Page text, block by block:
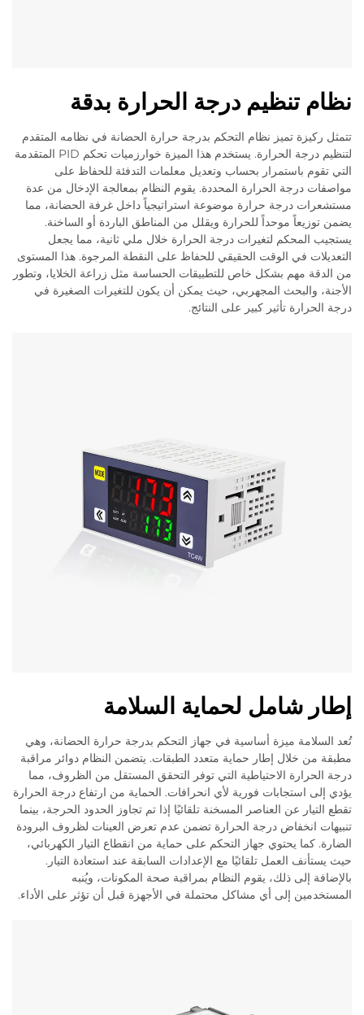
نظام تنظيم درجة الحرارة بدقة
تتمثل ركيزة تميز نظام التحكم بدرجة حرارة الحضانة في نظامه المتقدم
لتنظيم درجة الحرارة. يستخدم هذا الميزة خوارزميات تحكم PID المتقدمة
التي تقوم باستمرار بحساب وتعديل معلمات التدفئة للحفاظ على
مواصفات درجة الحرارة المحددة. يقوم النظام بمعالجة الإدخال من عدة
مستشعرات درجة حرارة موضوعة استراتيجياً داخل غرفة الحضانة، مما
يضمن توزيعاً موحداً للحرارة ويقلل من المناطق الباردة أو الساخنة.
يستجيب المحكم لتغيرات درجة الحرارة خلال ملي ثانية، مما يجعل
التعديلات في الوقت الحقيقي للحفاظ على النقطة المرجوة. هذا المستوى
من الدقة مهم بشكل خاص للتطبيقات الحساسة مثل زراعة الخلايا، وتطور
الأجنة، والبحث المجهربي، حيث يمكن أن يكون للتغيرات الصغيرة في
درجة الحرارة تأثير كبير على النتائج.
إطار شامل لحماية السلامة
تُعد السلامة ميزة أساسية في جهاز التحكم بدرجة حرارة الحضانة، وهي
مطبقة من خلال إطار حماية متعدد الطبقات. يتضمن النظام دوائر مراقبة
درجة الحرارة الاحتياطية التي توفر التحقق المستقل من الظروف، مما
يؤدي إلى استجابات فورية لأي انحرافات. الحماية من ارتفاع درجة الحرارة
تقطع التيار عن العناصر المسخنة تلقائيًا إذا تم تجاوز الحدود الحرجة، بينما
تنبيهات انخفاض درجة الحرارة تضمن عدم تعرض العينات لظروف البرودة
الضارة. كما يحتوي جهاز التحكم على حماية من انقطاع التيار الكهربائي،
حيث يستأنف العمل تلقائيًا مع الإعدادات السابقة عند استعادة التيار.
بالإضافة إلى ذلك، يقوم النظام بمراقبة صحة المكونات، ويُنبه
المستخدمين إلى أي مشاكل محتملة في الأجهزة قبل أن تؤثر على الأداء.